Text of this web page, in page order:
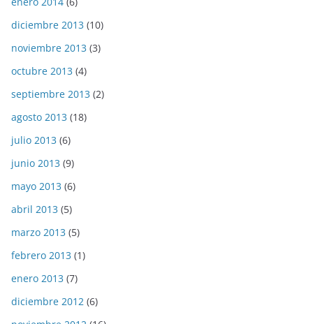
diciembre 2013 (10)
noviembre 2013 (3)
octubre 2013 (4)
septiembre 2013 (2)
agosto 2013 (18)
julio 2013 (6)
junio 2013 (9)
mayo 2013 (6)
abril 2013 (5)
marzo 2013 (5)
febrero 2013 (1)
enero 2013 (7)
diciembre 2012 (6)